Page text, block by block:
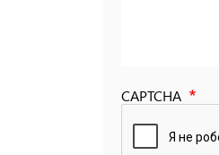
CAPTCHA